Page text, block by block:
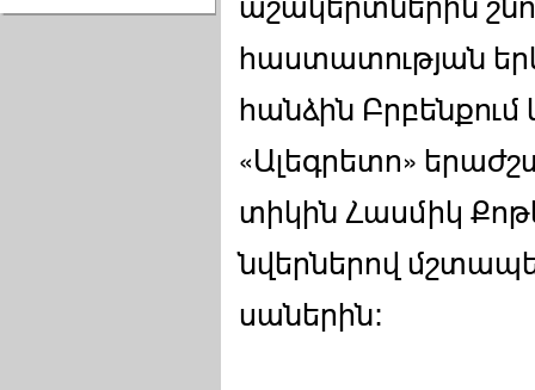
հաստատության
հանձին Բրբենքում
«Ալեգրետո»
տիկին Հասմիկ
նվերներով
սաներին։